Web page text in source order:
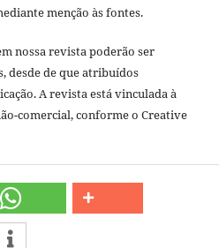
menção às fontes.
nossa revista poderão ser
desde de que atribuídos
A revista está vinculada à
comercial, conforme o Creative